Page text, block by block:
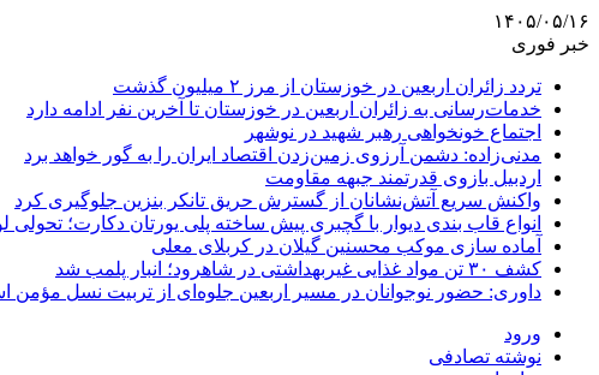
۱۴۰۵/۰۵/۱۶
خبر فوری
تردد زائران اربعین در خوزستان از مرز ۲ میلیون گذشت
خدمات‌رسانی به زائران اربعین در خوزستان تا آخرین نفر ادامه دارد
اجتماع خونخواهی رهبر شهید در نوشهر
مدنی‌زاده: دشمن آرزوی زمین‌زدن اقتصاد ایران را به گور خواهد برد
اردبیل بازوی قدرتمند جبهه مقاومت
واکنش سریع آتش‌نشانان از گسترش حریق تانکر بنزین جلوگیری کرد
انواع قاب بندی دیوار با گچبری پیش ساخته پلی یورتان دکارت؛
آماده سازی موکب محسنین گیلان در کربلای معلی
کشف ۳۰ تن مواد غذایی غیربهداشتی در شاهرود؛ انبار پلمب شد
داوری: حضور نوجوانان در مسیر اربعین جلوه‌ای از تربیت نسل مؤمن
ورود
نوشته تصادفی